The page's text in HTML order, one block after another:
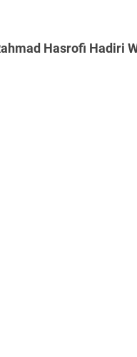
Hasrofi Hadiri